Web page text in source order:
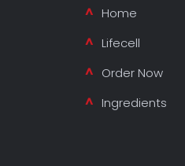
Home
Lifecell
Order Now
Ingredients